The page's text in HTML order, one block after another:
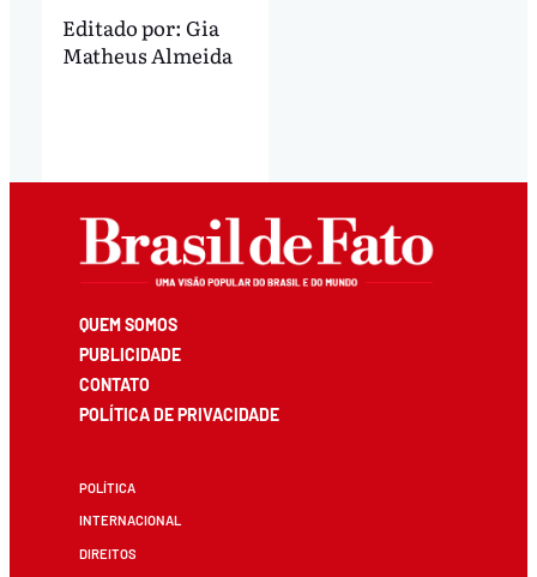
Editado por: Gia
Matheus Almeida
QUEM SOMOS
PUBLICIDADE
CONTATO
POLÍTICA DE PRIVACIDADE
POLÍTICA
INTERNACIONAL
DIREITOS